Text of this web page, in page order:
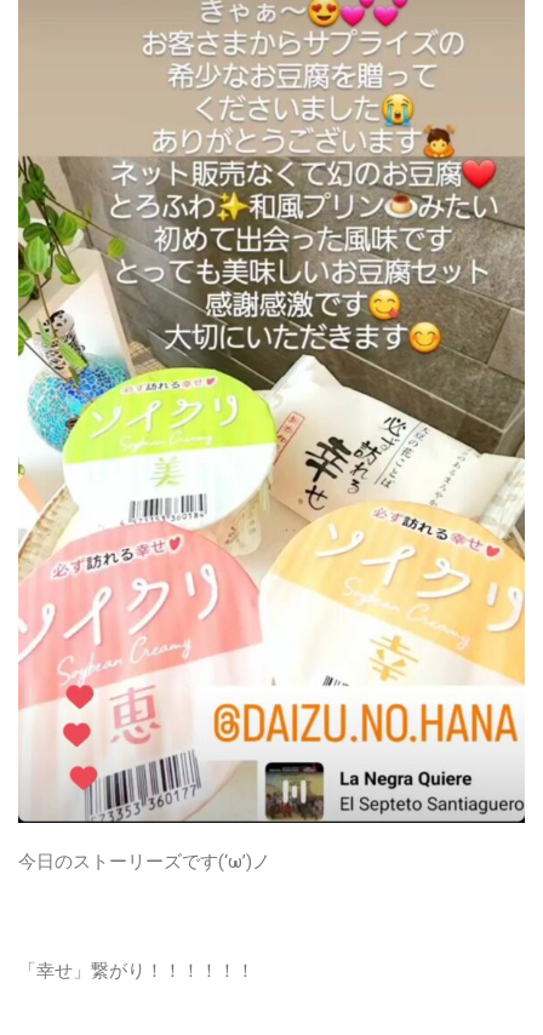
今日のストーリーズです(‘ω’)ノ
「幸せ」繋がり！！！！！！